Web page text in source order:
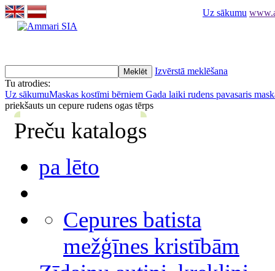
Uz sākumu
Izvērstā meklēšana
Tu atrodies:
Uz sākumuMaskas kostīmi bērniem Gada laiki rudens pavasaris
priekšauts un cepure rudens ogas tērps
Preču katalogs
pa lēto
Cepures batista
mežģīnes kristībām